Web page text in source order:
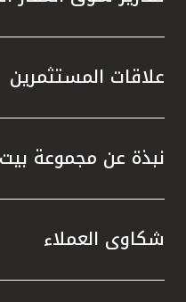
علاقات المستثمرين
نبذة عن مجموعة
شكاوى العملاء